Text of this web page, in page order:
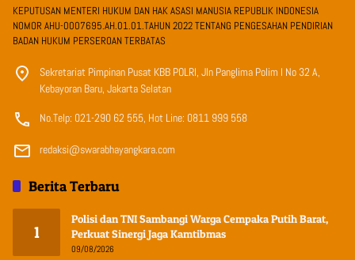
KEPUTUSAN MENTERI HUKUM DAN HAK ASASI MANUSIA REPUBLIK INDONESIA
NOMOR AHU-0007695.AH.01.01.TAHUN 2022 TENTANG PENGESAHAN PENDIRIAN
BADAN HUKUM PERSEROAN TERBATAS
Sekretariat Pimpinan Pusat KBB POLRI, Jln Panglima Polim I No 32 A,
Kebayoran Baru, Jakarta Selatan
No.Telp: 021-290 62 555, Hot Line: 0811 999 558
redaksi@swarabhayangkara.com
Berita Terbaru
1
Polisi dan TNI Sambangi Warga Cempaka Putih Barat,
Perkuat Sinergi Jaga Kamtibmas
09/08/2026